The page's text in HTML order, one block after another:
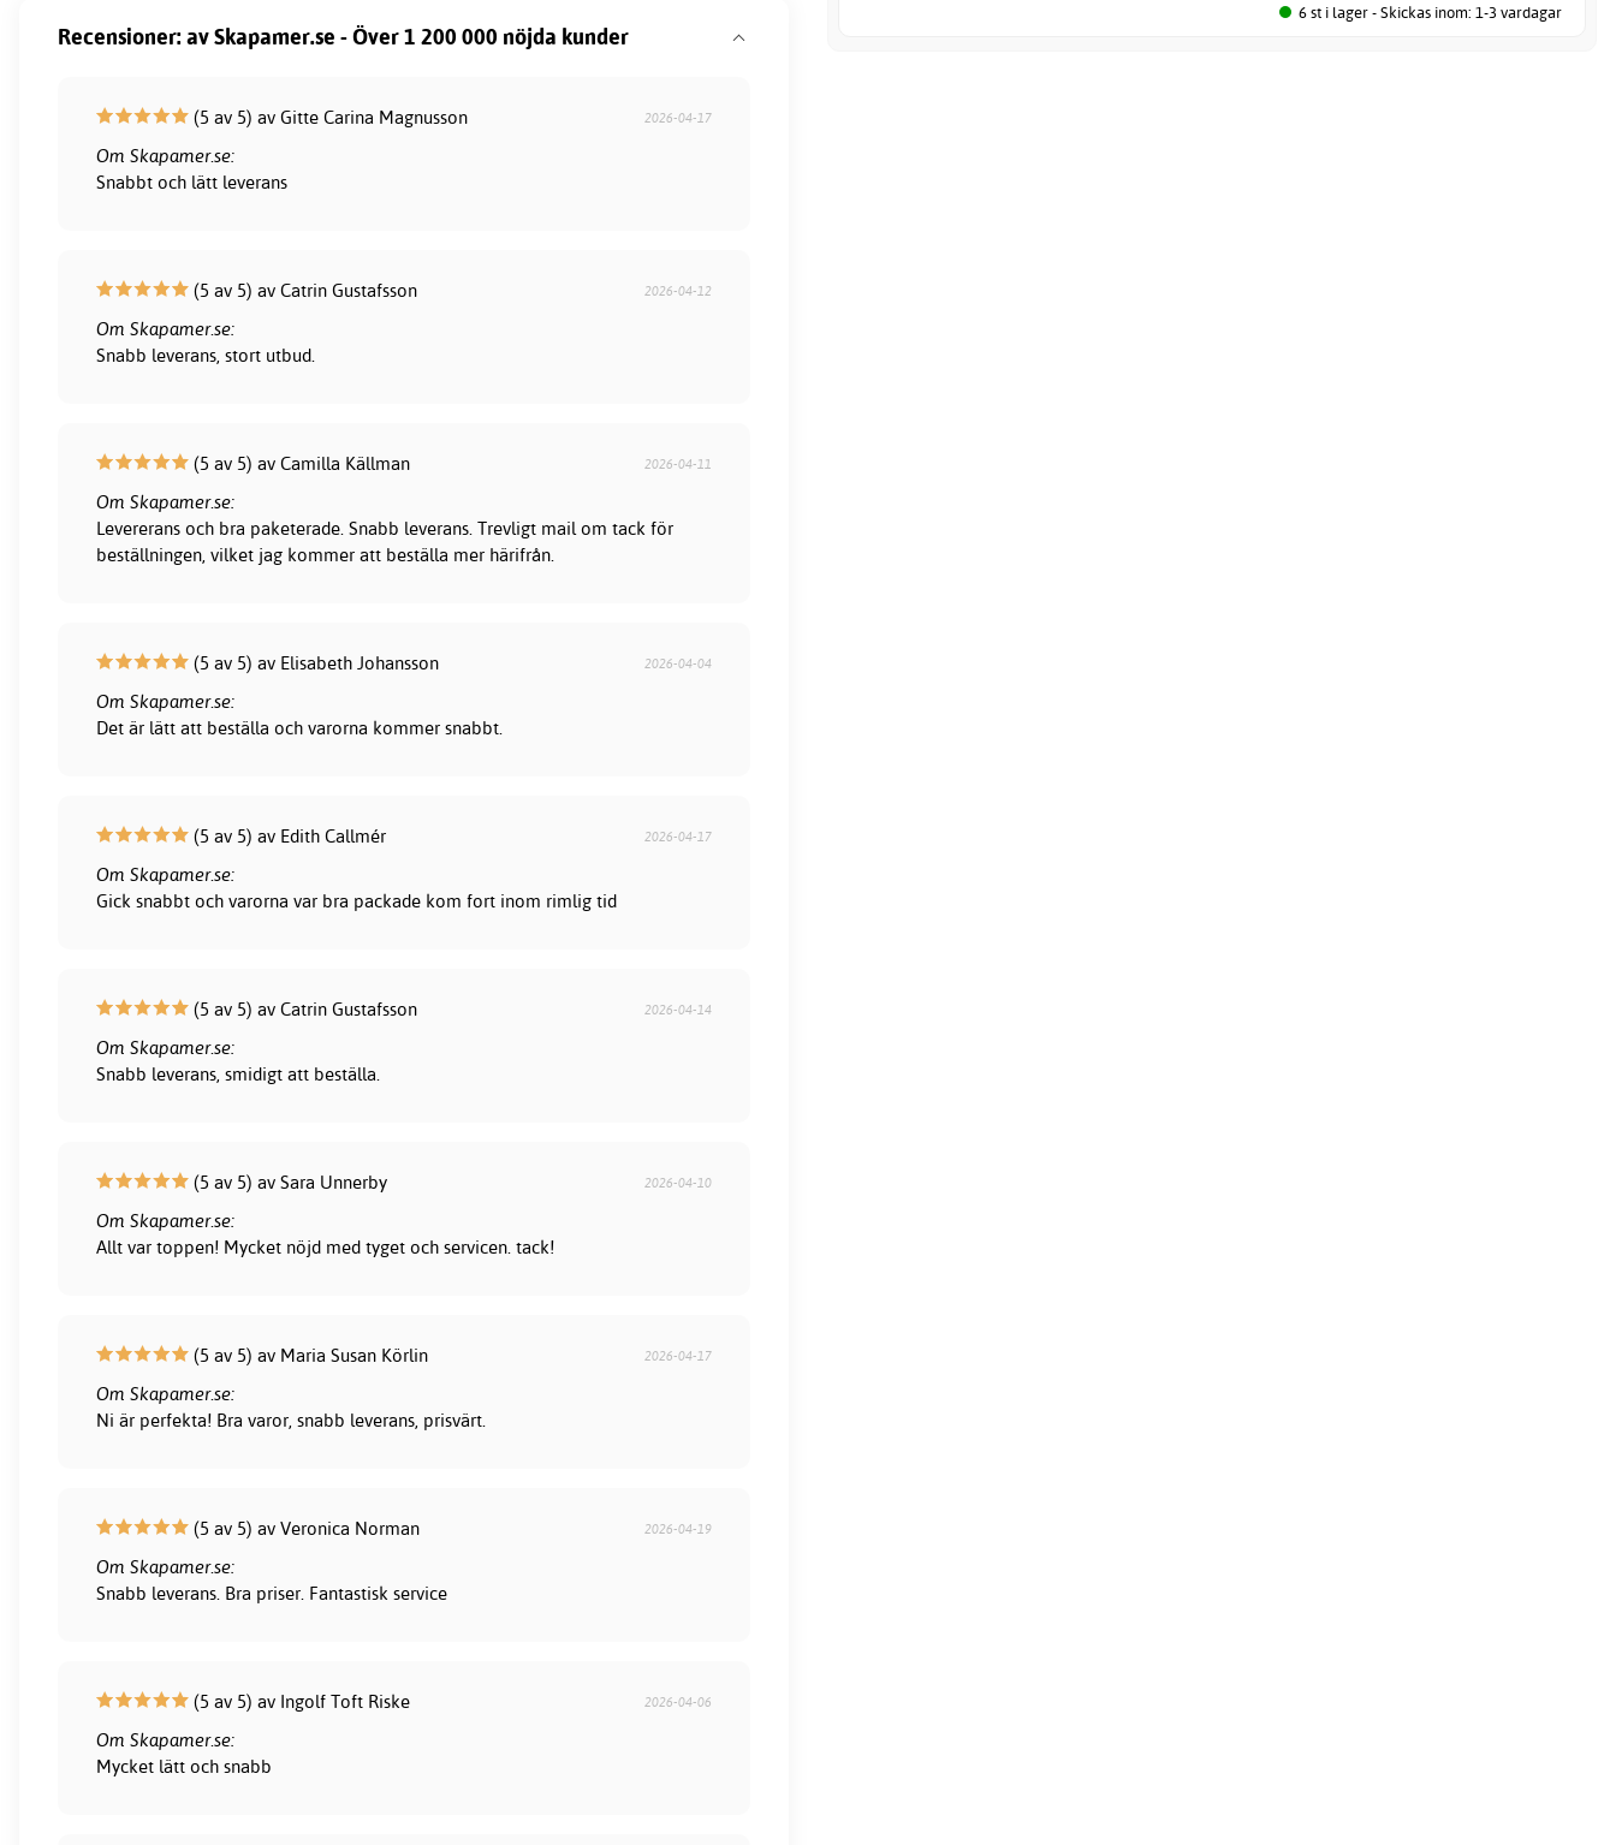
6 st i lager - Skickas inom: 1-3 vardagar
Recensioner: av Skapamer.se - Över 1 200 000 nöjda kunder
(5 av 5) av Gitte Carina Magnusson 2026-04-17
Om Skapamer.se:
Snabbt och lätt leverans
(5 av 5) av Catrin Gustafsson 2026-04-12
Om Skapamer.se:
Snabb leverans, stort utbud.
(5 av 5) av Camilla Källman 2026-04-11
Om Skapamer.se:
Levererans och bra paketerade. Snabb leverans. Trevligt mail om tack för
beställningen, vilket jag kommer att beställa mer härifrån.
(5 av 5) av Elisabeth Johansson 2026-04-04
Om Skapamer.se:
Det är lätt att beställa och varorna kommer snabbt.
(5 av 5) av Edith Callmér 2026-04-17
Om Skapamer.se:
Gick snabbt och varorna var bra packade kom fort inom rimlig tid
(5 av 5) av Catrin Gustafsson 2026-04-14
Om Skapamer.se:
Snabb leverans, smidigt att beställa.
(5 av 5) av Sara Unnerby 2026-04-10
Om Skapamer.se:
Allt var toppen! Mycket nöjd med tyget och servicen. tack!
(5 av 5) av Maria Susan Körlin 2026-04-17
Om Skapamer.se:
Ni är perfekta! Bra varor, snabb leverans, prisvärt.
(5 av 5) av Veronica Norman 2026-04-19
Om Skapamer.se:
Snabb leverans. Bra priser. Fantastisk service
(5 av 5) av Ingolf Toft Riske 2026-04-06
Om Skapamer.se:
Mycket lätt och snabb